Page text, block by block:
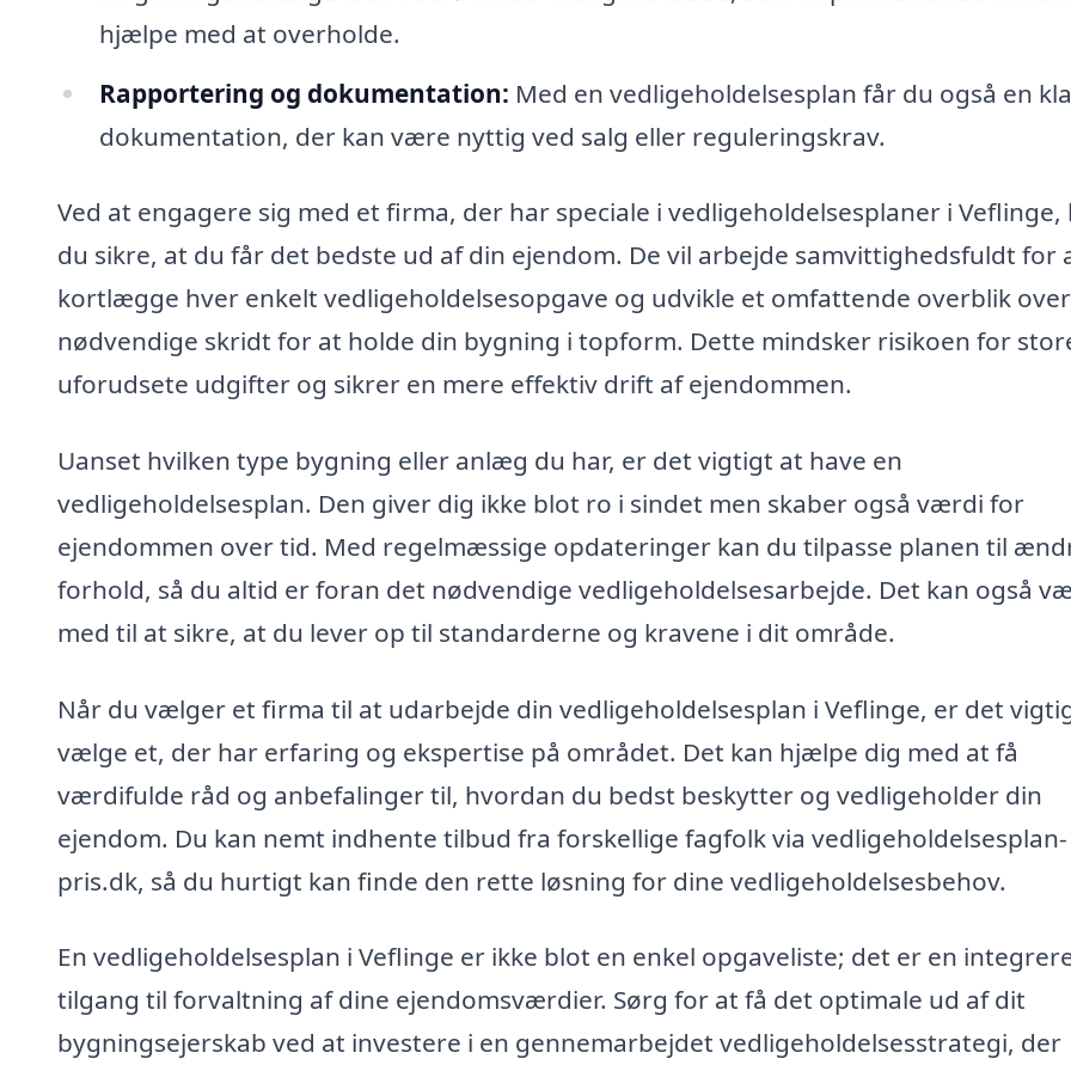
hjælpe med at overholde.
Rapportering og dokumentation: Med en vedligeholdelsesplan får du også en
dokumentation, der kan være nyttig ved salg eller reguleringskrav.
Ved at engagere sig med et firma, der har speciale i vedligeholdelsesplaner i Veflinge,
du sikre, at du får det bedste ud af din ejendom. De vil arbejde samvittighedsfuldt for
kortlægge hver enkelt vedligeholdelsesopgave og udvikle et omfattende overblik
nødvendige skridt for at holde din bygning i topform. Dette mindsker risikoen for
uforudsete udgifter og sikrer en mere effektiv drift af ejendommen.
Uanset hvilken type bygning eller anlæg du har, er det vigtigt at have en
vedligeholdelsesplan. Den giver dig ikke blot ro i sindet men skaber også værdi for
ejendommen over tid. Med regelmæssige opdateringer kan du tilpasse planen til
forhold, så du altid er foran det nødvendige vedligeholdelsesarbejde. Det kan også
med til at sikre, at du lever op til standarderne og kravene i dit område.
Når du vælger et firma til at udarbejde din vedligeholdelsesplan i Veflinge, er det
vælge et, der har erfaring og ekspertise på området. Det kan hjælpe dig med at få
værdifulde råd og anbefalinger til, hvordan du bedst beskytter og vedligeholder din
ejendom. Du kan nemt indhente tilbud fra forskellige fagfolk via vedligeholdelsesplan-
pris.dk, så du hurtigt kan finde den rette løsning for dine vedligeholdelsesbehov.
En vedligeholdelsesplan i Veflinge er ikke blot en enkel opgaveliste; det er en
tilgang til forvaltning af dine ejendomsværdier. Sørg for at få det optimale ud af dit
bygningsejerskab ved at investere i en gennemarbejdet vedligeholdelsesstrategi, der